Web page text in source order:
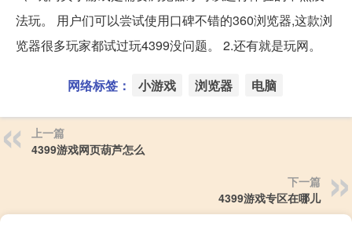
法玩。 用户们可以尝试使用口碑不错的360浏览器,这款浏
览器很多玩家都试过玩4399没问题。 2.还有就是玩网。
网络标签： 小游戏 浏览器 电脑
上一篇
4399游戏网页葫芦怎么
下一篇
4399游戏专区在哪儿